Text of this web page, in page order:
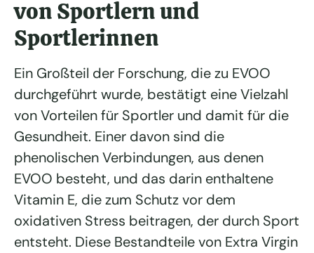
von Sportlern und
Sportlerinnen
Ein Großteil der Forschung, die zu EVOO
durchgeführt wurde, bestätigt eine Vielzahl
von Vorteilen für Sportler und damit für die
Gesundheit. Einer davon sind die
phenolischen Verbindungen, aus denen
EVOO besteht, und das darin enthaltene
Vitamin E, die zum Schutz vor dem
oxidativen Stress beitragen, der durch Sport
entsteht. Diese Bestandteile von Extra Virgin